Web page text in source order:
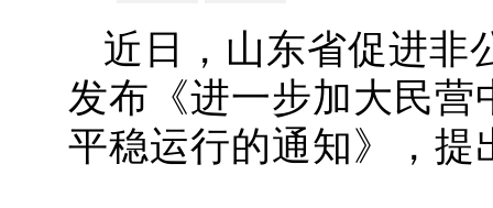
近日，山东省促进非
发布《进一步加大民
平稳运行的通知》， 提